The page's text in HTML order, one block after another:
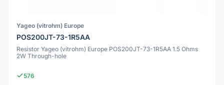
Yageo (vitrohm) Europe
POS200JT-73-1R5AA
Resistor Yageo (vitrohm) Europe POS200JT-73-1R5AA 1.5 Ohms
2W Through-hole
576